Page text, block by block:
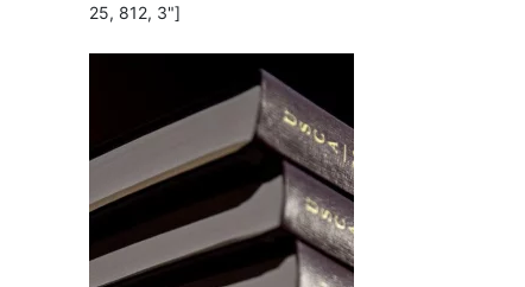
25, 812, 3"]